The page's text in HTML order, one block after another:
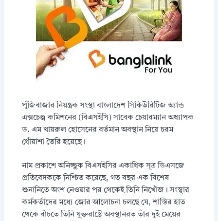
পুঁজিবাজার নিয়ন্ত্রক সংস্থা বাংলাদেশ সিকিউরিটিজ অ্যান্ড
এক্সচেঞ্জ কমিশনের (বিএসইসি) সাবেক চেয়ারম্যান অধ্যাপক
ড. এম খায়রুল হোসেনের বর্তমান অবস্থান নিয়ে চরম
ধোঁয়াশা তৈরি হয়েছে।
নাম প্রকাশে অনিচ্ছুক বিএসইসির একাধিক সূত্র ডিএসজে
প্রতিবেদককে নিশ্চিত করেছে, গত বছর এক বিশেষ
শুনানিতে অংশ নেওয়ার পর থেকেই তিনি নিখোঁজ। সংস্থার
কর্মকর্তাদের মধ্যে জোর আলোচনা চলছে যে, শাস্তির হাত
থেকে বাঁচতে তিনি যুক্তরাষ্ট্রে অবস্থানরত তাঁর দুই মেয়ের